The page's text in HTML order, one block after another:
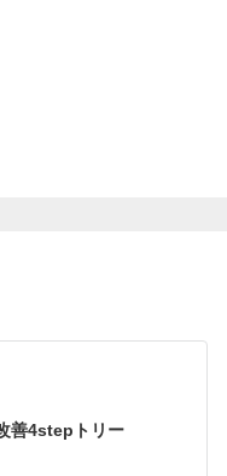
善4stepトリー